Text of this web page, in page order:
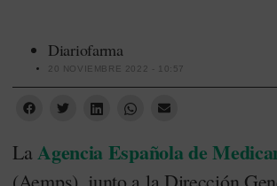
Diariofarma
20 NOVIEMBRE 2022 - 10:57
LaAgencia Española de